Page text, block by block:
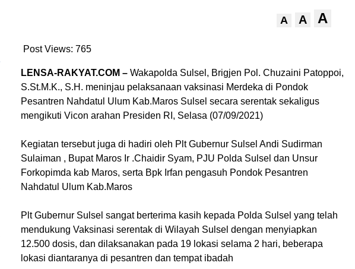
A A A
Post Views: 765
LENSA-RAKYAT.COM – Wakapolda Sulsel, Brigjen Pol. Chuzaini Patoppoi,
S.St.M.K., S.H. meninjau pelaksanaan vaksinasi Merdeka di Pondok
Pesantren Nahdatul Ulum Kab.Maros Sulsel secara serentak sekaligus
mengikuti Vicon arahan Presiden RI, Selasa (07/09/2021)
Kegiatan tersebut juga di hadiri oleh Plt Gubernur Sulsel Andi Sudirman
Sulaiman , Bupat Maros Ir .Chaidir Syam, PJU Polda Sulsel dan Unsur
Forkopimda kab Maros, serta Bpk Irfan pengasuh Pondok Pesantren
Nahdatul Ulum Kab.Maros
Plt Gubernur Sulsel sangat berterima kasih kepada Polda Sulsel yang telah
mendukung Vaksinasi serentak di Wilayah Sulsel dengan menyiapkan
12.500 dosis, dan dilaksanakan pada 19 lokasi selama 2 hari, beberapa
lokasi diantaranya di pesantren dan tempat ibadah